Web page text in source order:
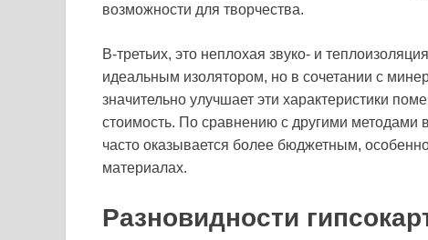
возможности для творчества.
В-третьих, это неплохая звуко- и
идеальным изолятором, но в сочетании с
значительно улучшает эти характеристики
стоимость. По сравнению с другими методами
часто оказывается более бюджетным,
материалах.
Разновидности